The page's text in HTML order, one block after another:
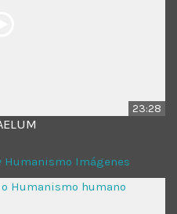
23:28
Humanismo Imágenes